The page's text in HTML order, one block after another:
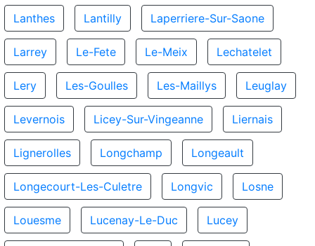
Lanthes Lantilly Laperriere-Sur-Saone
Larrey Le-Fete Le-Meix Lechatelet
Lery Les-Goulles Les-Maillys Leuglay
Levernois Licey-Sur-Vingeanne Liernais
Lignerolles Longchamp Longeault
Longecourt-Les-Culetre Longvic Losne
Louesme Lucenay-Le-Duc Lucey